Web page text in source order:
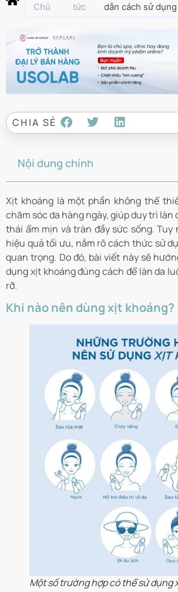
Chủ
tức
dẫn cách sử
CHIA SẺ
Nội dung chính
Xịt khoáng là một phần không thể
chăm sóc da hàng ngày, giúp duy trì
thái ẩm mịn và tràn đầy sức sống. Tuy
hiệu quả tối ưu, nắm rõ cách thức sử
quan trọng. Do đó, bài viết này sẽ
dụng xịt khoáng đúng cách để làn da
rỡ.
Khi nào nên dùng xịt khoáng?
Một số trường hợp có thể sử dụng